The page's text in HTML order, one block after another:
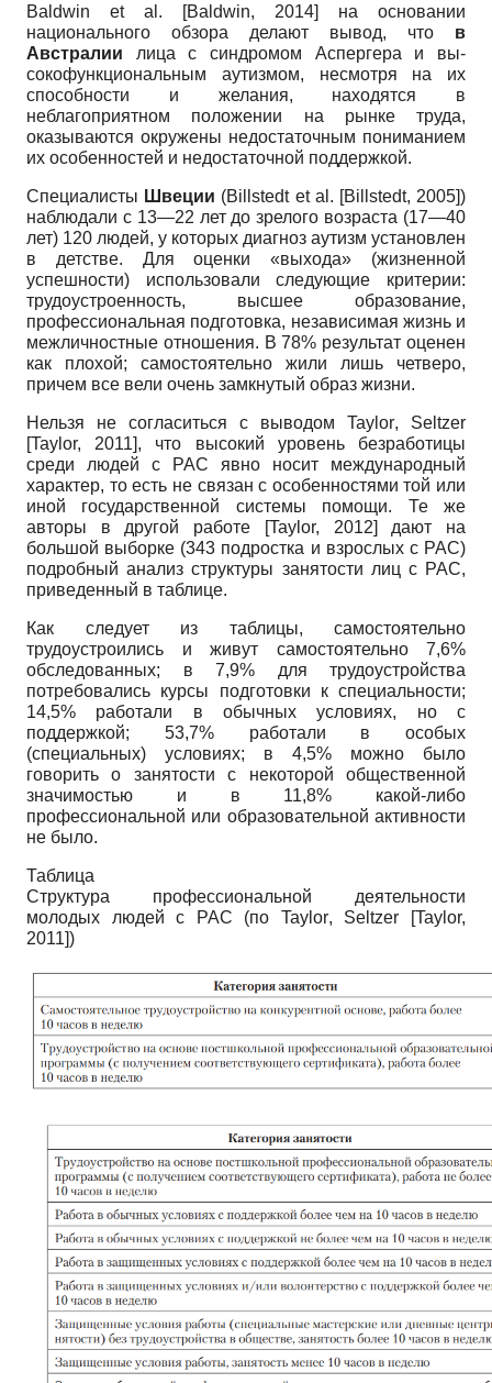
Baldwin et al. [Baldwin, 2014]
на основании
национального обзора делают вывод, что в
Австралии лица с синдромом Аспергера и вы­
сокофункциональным аутизмом, несмотря на их
способности и желания, находятся в
неблагоприятном положении на рынке труда,
оказываются окружены недостаточным пониманием
их особенностей и недостаточной поддержкой.
Специалисты Швеции (Billstedt et al . [Billstedt, 2005])
наблюдали с 13—22 лет до зрелого возраста (17—40
лет) 120 людей, у которых диагноз аутизм установлен
в детстве. Для оценки «выхода» (жизненной
успешности) использовали следующие критерии:
трудоустроенность, высшее образование,
профессиональная подготовка, независимая жизнь и
межличностные отношения. В 78% результат оценен
как плохой; самостоятельно жили лишь четверо,
причем все вели очень замкнутый образ жизни.
Нельзя не согласиться с выводом Taylor, Seltzer
[Taylor, 2011], что высокий уровень безработицы
среди людей с РАС явно носит международный
характер, то есть не связан с особенностями той или
иной государственной системы помощи. Те же
авторы в другой работе
[Taylor, 2012] дают на
большой выборке (343 подростка и взрослых с РАС)
подробный анализ структуры занятости лиц с РАС,
приведенный в таблице.
Как следует из таблицы, самостоятельно
трудоустроились и живут самостоятельно 7,6%
обследованных; в 7,9% для трудоустройства
потребовались курсы подготовки к специальности;
14,5% работали в обычных условиях, но с
поддержкой; 53,7% работали в особых
(специальных) условиях; в 4,5% можно было
говорить о занятости с некоторой общественной
значимостью и в 11,8% какой-либо
профессиональной или образовательной активности
не было.
Таблица
Структура профессиональной деятельности
молодых людей с РАС (по Taylor, Seltzer [Taylor,
2011])